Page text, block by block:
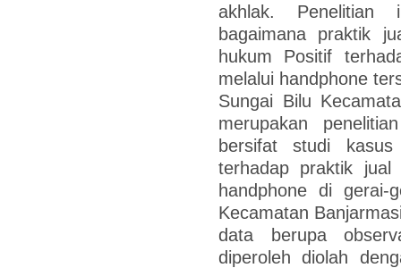
akhlak. Penelitian
bagaimana praktik
hukum Positif
melalui handphone
Sungai Bilu
merupakan
bersifat studi
terhadap praktik jual
handphone di gerai-
Kecamatan
data berupa
diperoleh diolah